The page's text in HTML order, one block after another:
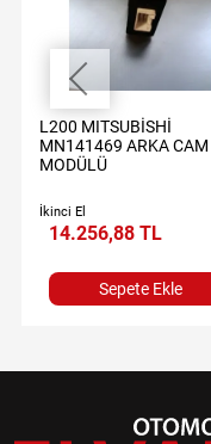
L200 MITSUBİSHİ
MN141469 ARKA CAM
MODÜLÜ
İkinci El
14.256,88 TL
Sepete Ekle